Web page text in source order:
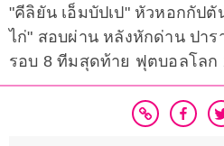
"คีลิยัน เอ็มบัปเป" หัวหอกกัปตั
ไก่" สอบผ่าน หลังหักด่าน ปาร
รอบ 8 ทีมสุดท้าย ฟุตบอลโลก